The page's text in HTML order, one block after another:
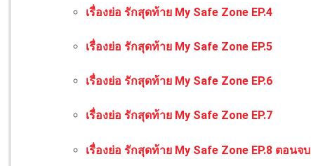
เรื่องย่อ รักสุดท้าย My Safe Zone EP.4
เรื่องย่อ รักสุดท้าย My Safe Zone EP.5
เรื่องย่อ รักสุดท้าย My Safe Zone EP.6
เรื่องย่อ รักสุดท้าย My Safe Zone EP.7
เรื่องย่อ รักสุดท้าย My Safe Zone EP.8 ตอนจบ